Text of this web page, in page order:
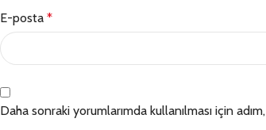
E-posta *
Daha sonraki yorumlarımda kullanılması için